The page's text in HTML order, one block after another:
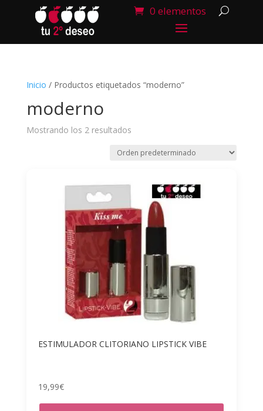
0 elementos
Inicio / Productos etiquetados “moderno”
moderno
Mostrando los 2 resultados
ESTIMULADOR CLITORIANO LIPSTICK VIBE
19,99€